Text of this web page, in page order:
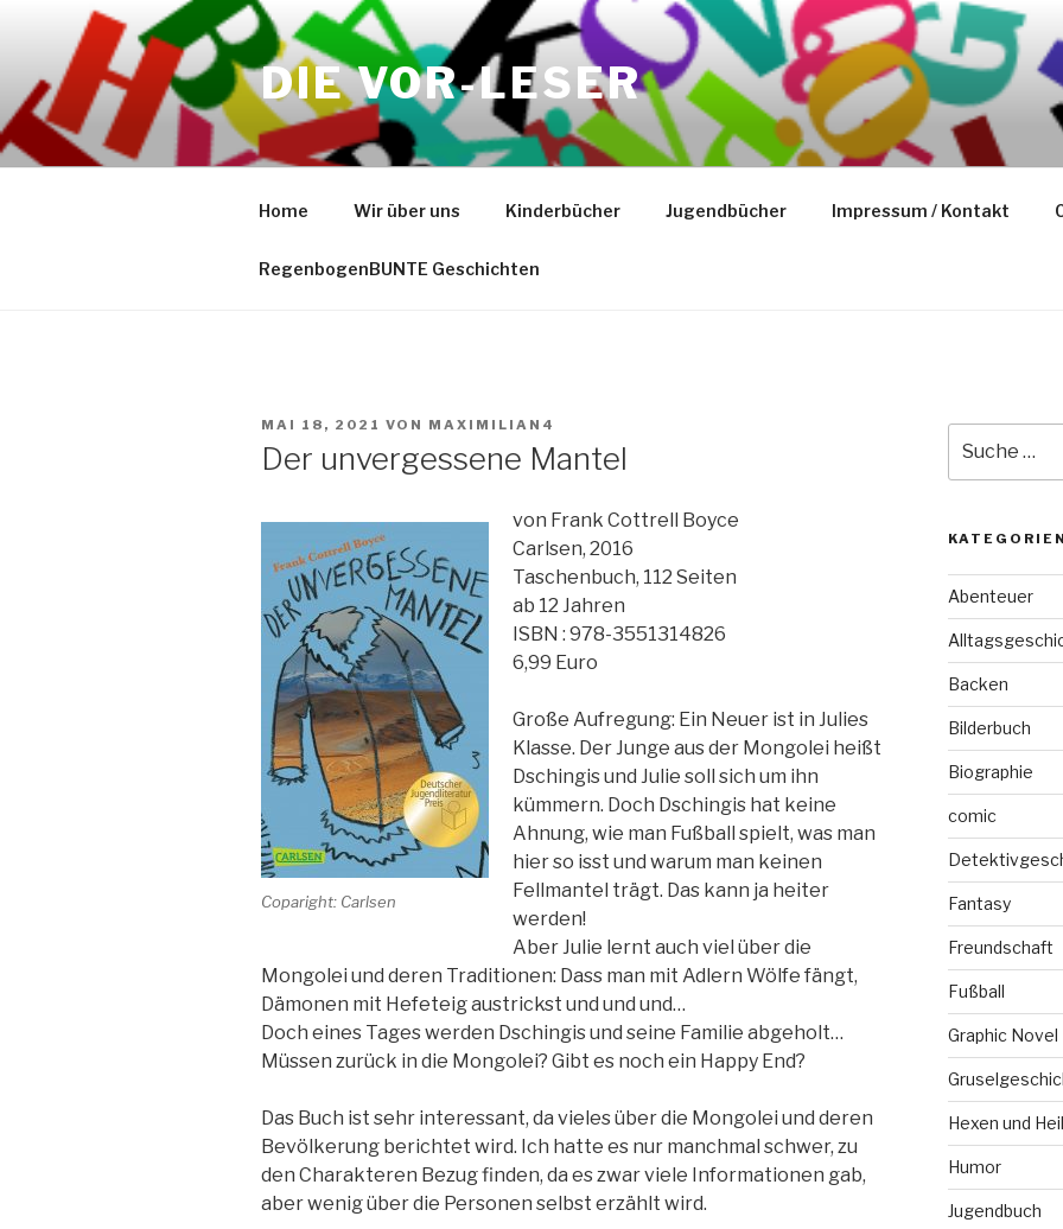
springen
DIE VOR-LESER
Home Wir über uns Kinderbücher Jugendbücher Impressum / Kontakt
RegenbogenBUNTE Geschichten
VERÖFFENTLICHT
MAI 18, 2021 VON MAXIMILIAN4
Der unvergessene Mantel
Coparight: Carlsen
von Frank Cottrell Boyce
Carlsen, 2016
Taschenbuch, 112 Seiten
ab 12 Jahren
ISBN : 978-3551314826
6,99 Euro
Große Aufregung: Ein Neuer ist in Julies
Klasse. Der Junge aus der Mongolei heißt
Dschingis und Julie soll sich um ihn
kümmern. Doch Dschingis hat keine
Ahnung, wie man Fußball spielt, was man
hier so isst und warum man keinen
Fellmantel trägt. Das kann ja heiter
werden!
Aber Julie lernt auch viel über die
Mongolei und deren Traditionen: Dass man mit Adlern Wölfe fängt,
Dämonen mit Hefeteig austrickst und und und…
Doch eines Tages werden Dschingis und seine Familie abgeholt…
Müssen zurück in die Mongolei? Gibt es noch ein Happy End?
Das Buch ist sehr interessant, da vieles über die Mongolei und deren
Bevölkerung berichtet wird. Ich hatte es nur manchmal schwer, zu
den Charakteren Bezug finden, da es zwar viele Informationen gab,
aber wenig über die Personen selbst erzählt wird.
nach:
KATEGORIEN
Abenteuer
Backen
Bilderbuch
Biographie
comic
Fantasy
Freundschaft
Fußball
Graphic Novel
Hexen und
Humor
Jugendbuch